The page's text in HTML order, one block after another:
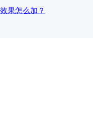
果怎么加？